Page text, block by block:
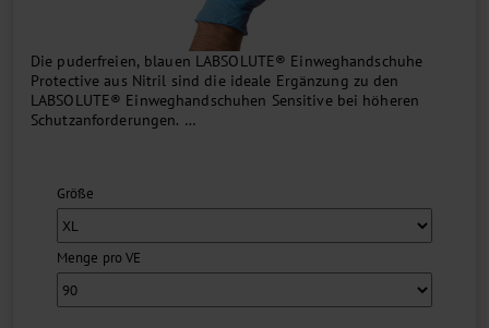
Die puderfreien, blauen LABSOLUTE® Einweghandschuhe
Protective aus Nitril sind die ideale Ergänzung zu den
LABSOLUTE® Einweghandschuhen Sensitive bei höheren
Schutzanforderungen.
Größe
Menge pro VE